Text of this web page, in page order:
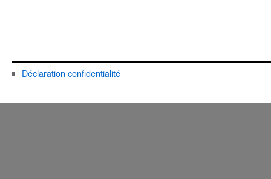
Déclaration confidentialité